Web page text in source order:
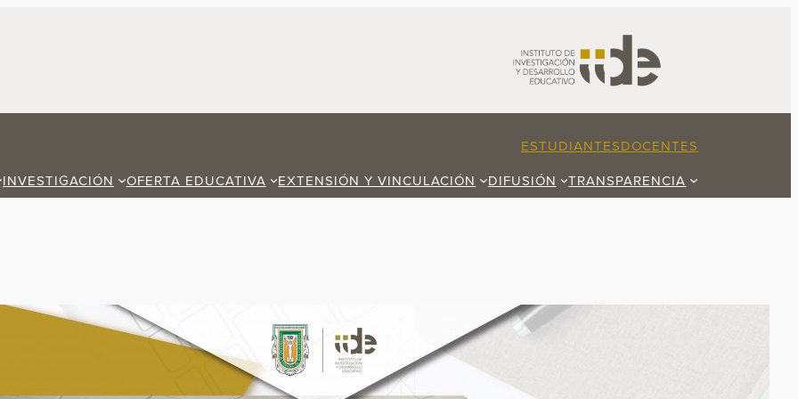
ESTUDIANTESDOCENTES
INVESTIGACIÓN OFERTA EDUCATIVA EXTENSIÓN Y VINCULACIÓN DIFUSIÓN TRANSPARENCIA